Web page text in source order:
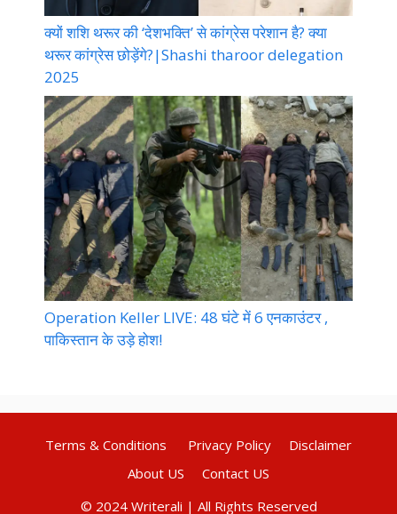
क्यों शशि थरूर की ‘देशभक्ति’ से कांग्रेस परेशान है? क्या
थरूर कांग्रेस छोड़ेंगे?|Shashi tharoor delegation
2025
Operation Keller LIVE: 48 घंटे में 6 एनकाउंटर ,
पाकिस्तान के उड़े होश!
Terms & Conditions Privacy Policy
Disclaimer
About US
Contact US
© 2024 Writerali | All Rights Reserved